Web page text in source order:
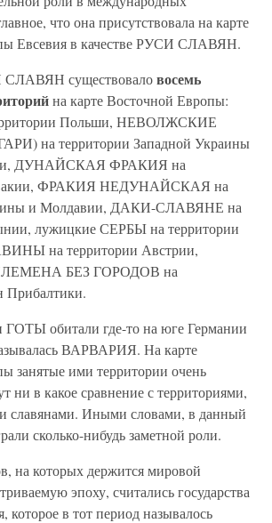
что она присутствовала на карте
Евсевия в качестве РУСИ СЛАВЯН.
существоваловосемь
на карте Восточной Европы:
Польши, НЕВОЛЖСКИЕ
на территории Западной Украины
ДУНАЙСКАЯ ФРАКИЯ на
ФРАКИЯ НЕДУНАЙСКАЯ на
и Молдавии, ДАКИ-СЛАВЯНЕ на
лужицкие СЕРБЫ на территории
на территории Австрии,
БЕЗ ГОРОДОВ на
Прибалтики.
обитали где-то на юге Германии
ВАРВАРИЯ. На карте
занятые ими территории очень
ни в какое сравнение с территориями,
славянами. Иными словами, в данный
сколько-нибудь заметной роли.
на которых держится мировой
эпоху, считались государства
которое в тот период называлось